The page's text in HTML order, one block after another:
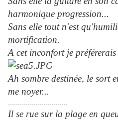
harmonique progression...
Sans elle tout n'est
mortification.
A cet inconfort je
Ah sombre destinée, le sort
me noyer...
Il se rue sur la plage en